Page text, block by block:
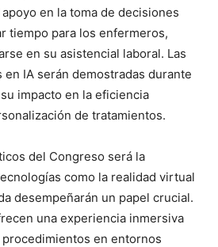
en la toma de decisiones
tiempo para los enfermeros,
en su asistencial laboral. Las
en IA serán demostradas durante
impacto en la eficiencia
de tratamientos.
del Congreso será la
como la realidad virtual
desempeñarán un papel crucial.
una experiencia inmersiva
en entornos